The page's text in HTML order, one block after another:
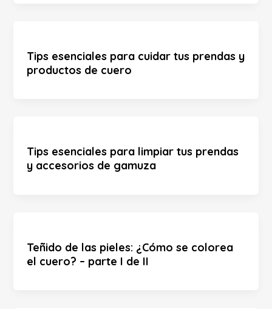
Tips esenciales para cuidar tus prendas y
productos de cuero
Tips esenciales para limpiar tus prendas
y accesorios de gamuza
Teñido de las pieles: ¿Cómo se colorea
el cuero? – parte I de II